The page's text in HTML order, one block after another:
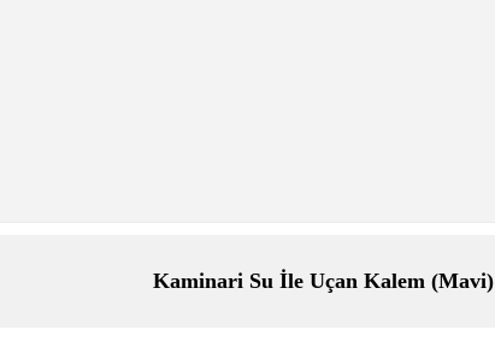
Kaminari Su İle Uçan Kalem (Mavi)